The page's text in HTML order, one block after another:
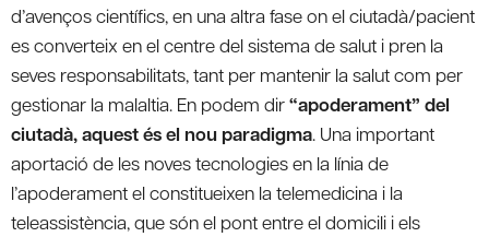
d’avenços científics, en una altra fase on el ciutadà/pacient
es converteix en el centre del sistema de salut i pren la
seves responsabilitats, tant per mantenir la salut com per
gestionar la malaltia. En podem dir“apoderament” del
ciutadà, aquest és el nou paradigma. Una important
aportació de les noves tecnologies en la línia de
l’apoderament el constitueixen la telemedicina i la
teleassistència, que són el pont entre el domicili i els